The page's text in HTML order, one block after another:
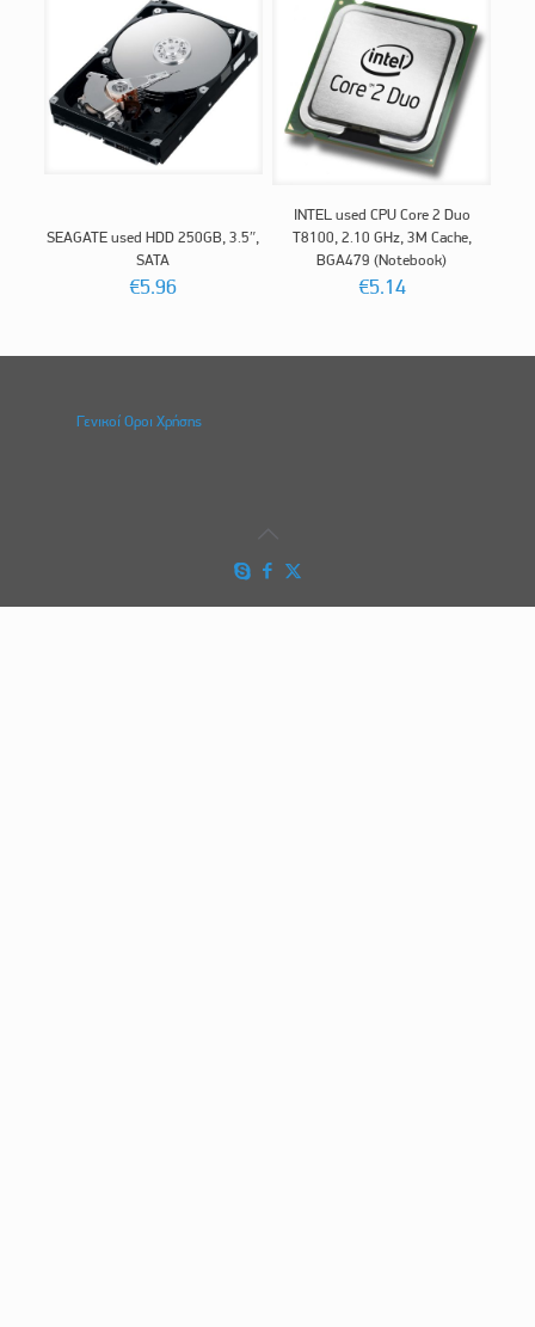
SEAGATE used HDD 250GB, 3.5″,
SATA
€5.96
INTEL used CPU Core 2 Duo
T8100, 2.10 GHz, 3M Cache,
BGA479 (Notebook)
€5.14
Γενικοί Οροι Χρήσης